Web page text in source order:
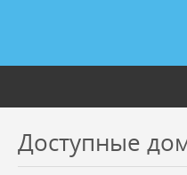
Доступные